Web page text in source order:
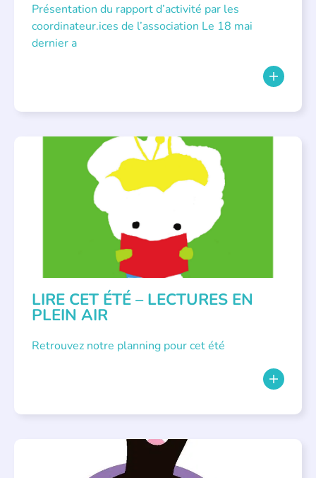
Présentation du rapport d’activité par les
coordinateur.ices de l’association Le 18 mai
dernier a
BIBLIOTHÈQUES ÉVÉNEMENTS , LECTURE INDIVIDUALISÉE
LITTÉRATURE JEUNESSE
LIRE CET ÉTÉ – LECTURES EN
PLEIN AIR
Retrouvez notre planning pour cet été